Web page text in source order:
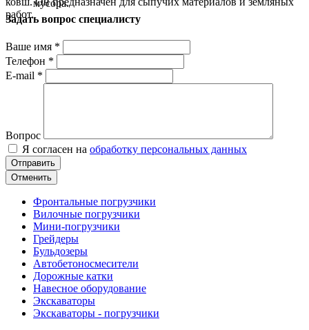
мусора.
работ.
Задать вопрос специалисту
Ваше имя *
Телефон *
E-mail *
Вопрос
Я согласен на обработку персональных данных
Отменить
Фронтальные погрузчики
Вилочные погрузчики
Мини-погрузчики
Грейдеры
Бульдозеры
Автобетоносмесители
Дорожные катки
Навесное оборудование
Экскаваторы
Экскаваторы - погрузчики